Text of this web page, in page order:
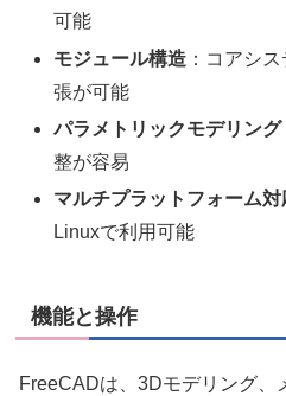
可能
モジュール構造 ：コアシ
張が可能
パラメトリックモデリング
整が容易
マルチプラットフォーム対
Linuxで利用可能
機能と操作
FreeCADは、3Dモデリング、